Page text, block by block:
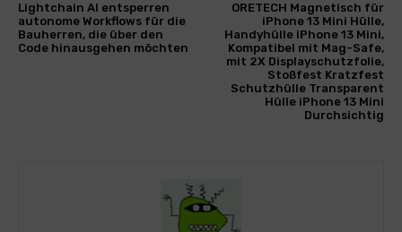
Lightchain AI entsperren
autonome Workflows für die
Bauherren, die über den
Code hinausgehen möchten
ORETECH Magnetisch für
iPhone 13 Mini Hülle,
Handyhülle iPhone 13 Mini,
Kompatibel mit Mag-Safe,
mit 2X Displayschutzfolie,
Stoßfest Kratzfest
Schutzhülle Transparent
Hülle iPhone 13 Mini
Durchsichtig